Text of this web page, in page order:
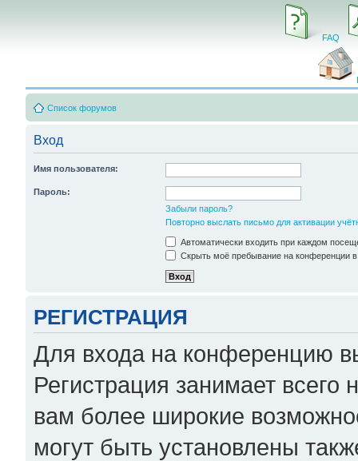
FAQ
Список форумов
Вход
Имя пользователя:
Пароль:
Забыли пароль?
Повторно выслать письмо для активации
Автоматически входить при каждом
Скрыть моё пребывание на конференции в
РЕГИСТРАЦИЯ
Для входа на конференцию
Регистрация занимает всего
вам более широкие
могут быть установлены